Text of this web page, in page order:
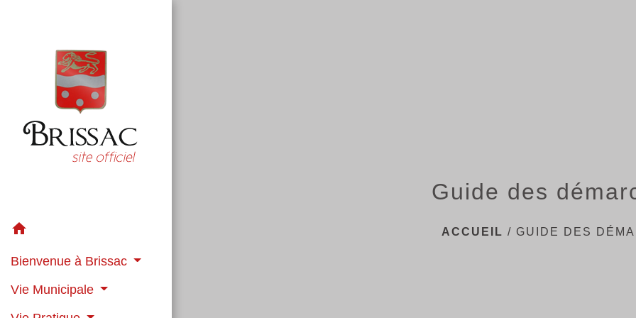
home
Bienvenue à Brissac
Vie Municipale
Guide des
ACCUEIL / GUIDE DES